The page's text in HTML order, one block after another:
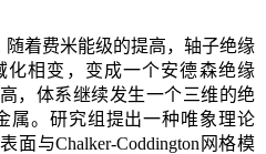
着费米能级的提高，轴子绝缘
相变，变成一个安德森绝缘
，体系继续发生一个三维的绝
属。研究组提出一种唯象理论
与Chalker-Coddington网格模